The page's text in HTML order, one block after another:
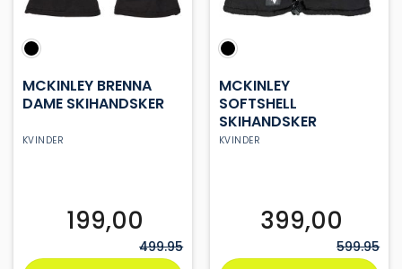
KVINDER
MCKINLEY BRENNA
DAME SKIHANDSKER
499.95
199,00
KVINDER
MCKINLEY
SOFTSHELL
SKIHANDSKER
599.95
399,00